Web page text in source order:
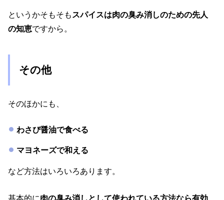
というかそもそも スパイスは肉の臭み消しのための先人
の知恵ですから。
その他
そのほかにも、
わさび醤油で食べる
マヨネーズで和える
など方法はいろいろあります。
基本的に肉の臭み消しとして使われている方法なら有効